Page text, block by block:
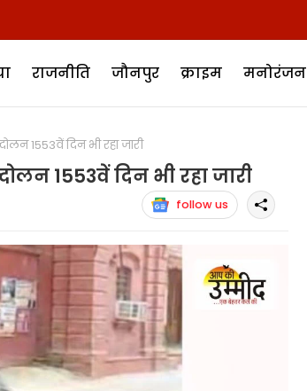
राजनीति जौनपुर क्राइम मनोरंजन
1553वें दिन भी रहा जारी
1553वें दिन भी रहा जारी
follow us